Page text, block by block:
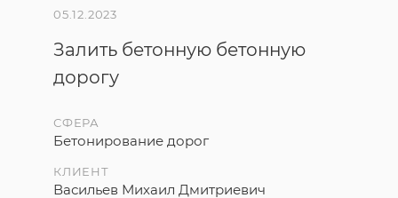
05.12.2023
Залить бетонную бетонную
дорогу
СФЕРА
Бетонирование дорог
КЛИЕНТ
Васильев Михаил Дмитриевич